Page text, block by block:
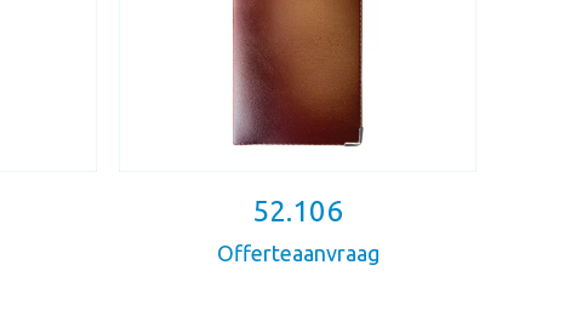
52.106
Offerteaanvraag